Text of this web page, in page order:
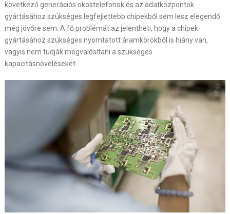
következő generációs okostelefonok és az adatközpontok
gyártásához szükséges legfejlettebb chipekből sem lesz elegendő
még jövőre sem. A fő problémát az jelentheti, hogy a chipek
gyártásához szükséges nyomtatott áramkörökből is hiány van,
vagyis nem tudják megvalósítani a szükséges
kapacitásnöveléseket.